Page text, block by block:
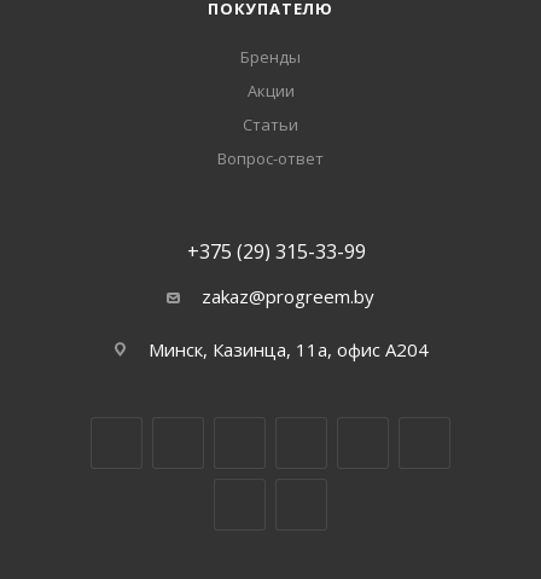
ПОКУПАТЕЛЮ
Бренды
Акции
Статьи
Вопрос-ответ
+375 (29) 315-33-99
zakaz@progreem.by
Минск, Казинца, 11а, офис А204